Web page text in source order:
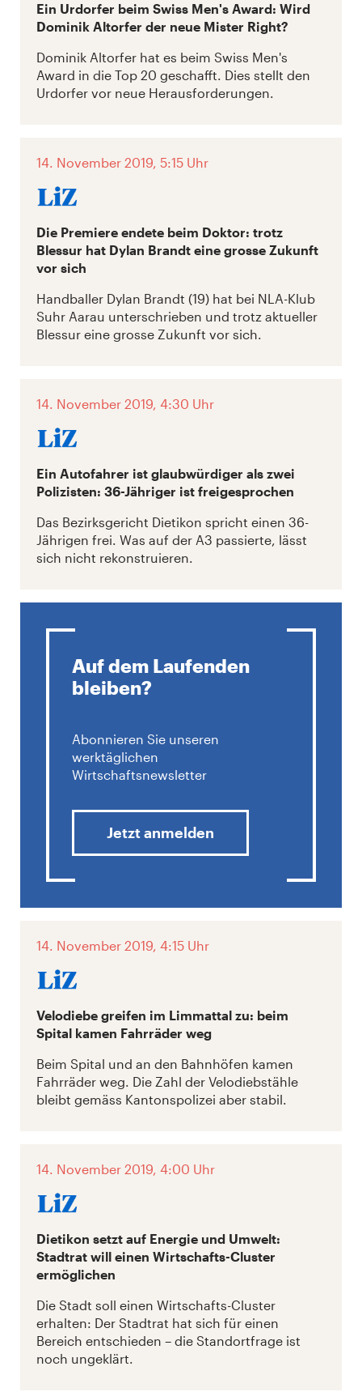
Ein Urdorfer beim Swiss Men's Award: Wird
Dominik Altorfer der neue Mister Right?
Dominik Altorfer hat es beim Swiss Men's
Award in die Top 20 geschafft. Dies stellt den
Urdorfer vor neue Herausforderungen.
14. November 2019, 5:15 Uhr
Die Premiere endete beim Doktor: trotz
Blessur hat Dylan Brandt eine grosse Zukunft
vor sich
Handballer Dylan Brandt (19) hat bei NLA-Klub
Suhr Aarau unterschrieben und trotz aktueller
Blessur eine grosse Zukunft vor sich.
14. November 2019, 4:30 Uhr
Ein Autofahrer ist glaubwürdiger als zwei
Polizisten: 36-Jähriger ist freigesprochen
Das Bezirksgericht Dietikon spricht einen 36-
Jährigen frei. Was auf der A3 passierte, lässt
sich nicht rekonstruieren.
Auf dem Laufenden
bleiben?
Abonnieren Sie unseren
werktäglichen
Wirtschaftsnewsletter
Jetzt anmelden
14. November 2019, 4:15 Uhr
Velodiebe greifen im Limmattal zu: beim
Spital kamen Fahrräder weg
Beim Spital und an den Bahnhöfen kamen
Fahrräder weg. Die Zahl der Velodiebstähle
bleibt gemäss Kantonspolizei aber stabil.
14. November 2019, 4:00 Uhr
Dietikon setzt auf Energie und Umwelt:
Stadtrat will einen Wirtschafts-Cluster
ermöglichen
Die Stadt soll einen Wirtschafts-Cluster
erhalten: Der Stadtrat hat sich für einen
Bereich entschieden – die Standortfrage ist
noch ungeklärt.